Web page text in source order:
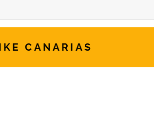
CANARIAS